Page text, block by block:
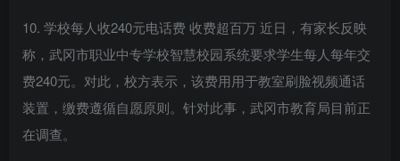
10. 学校每人收240元电话费 收费超百万 近日，有家长反映
称，武冈市职业中专学校智慧校园系统要求学生每人每年交
费240元。对此，校方表示，该费用用于教室刷脸视频通话
装置，缴费遵循自愿原则。针对此事，武冈市教育局目前正
在调查。